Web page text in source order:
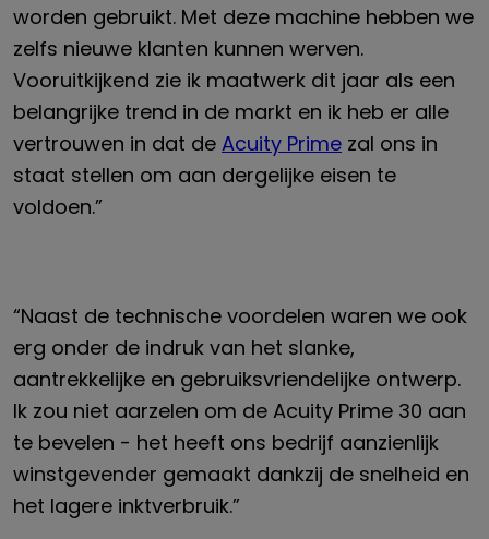
worden gebruikt. Met deze machine hebben we
zelfs nieuwe klanten kunnen werven.
Vooruitkijkend zie ik maatwerk dit jaar als een
belangrijke trend in de markt en ik heb er alle
vertrouwen in dat de Acuity Prime zal ons in
staat stellen om aan dergelijke eisen te
voldoen.”
“Naast de technische voordelen waren we ook
erg onder de indruk van het slanke,
aantrekkelijke en gebruiksvriendelijke ontwerp.
Ik zou niet aarzelen om de Acuity Prime 30 aan
te bevelen - het heeft ons bedrijf aanzienlijk
winstgevender gemaakt dankzij de snelheid en
het lagere inktverbruik.”